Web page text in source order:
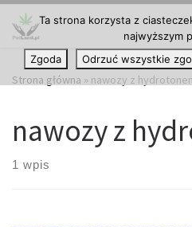
Przejdź do treści
Strona główna » nawozy z
nawozy z
1 wpis
Ta strona korzysta z
najwyższym
Zgoda
Odrzuć wszystkie